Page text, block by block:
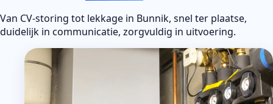
Van CV-storing tot lekkage in Bunnik, snel ter plaatse,
duidelijk in communicatie, zorgvuldig in uitvoering.